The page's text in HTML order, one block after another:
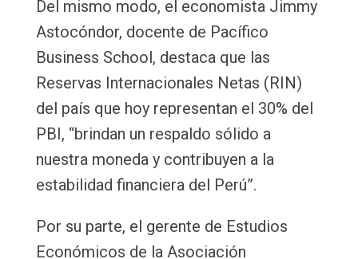
Del mismo modo, el economista Jimmy
Astocóndor, docente de Pacífico
Business School, destaca que las
Reservas Internacionales Netas (RIN)
del país que hoy representan el 30% del
PBI, “brindan un respaldo sólido a
nuestra moneda y contribuyen a la
estabilidad financiera del Perú”.
Por su parte, el gerente de Estudios
Económicos de la Asociación